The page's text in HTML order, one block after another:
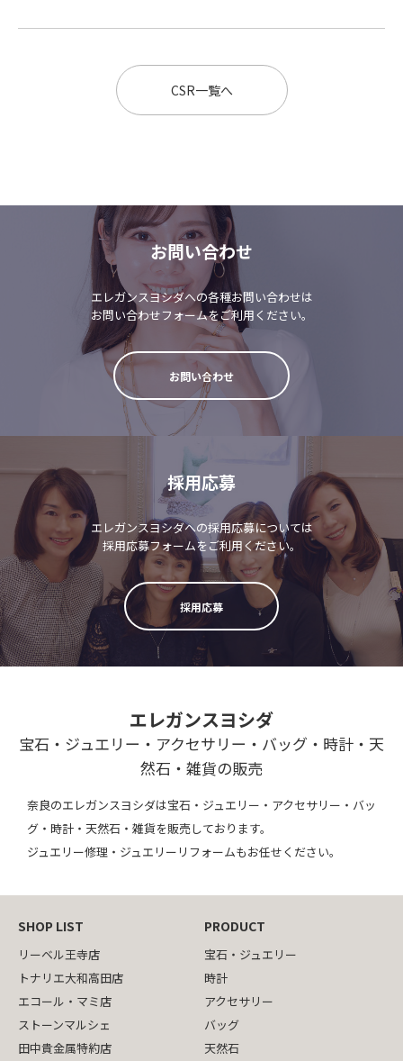
CSR一覧へ
お問い合わせ
エレガンスヨシダへの各種お問い合わせは
お問い合わせフォームをご利用ください。
お問い合わせ
採用応募
エレガンスヨシダへの採用応募については
採用応募フォームをご利用ください。
採用応募
エレガンスヨシダ
宝石・ジュエリー・アクセサリー・バッグ・時計・天
然石・雑貨の販売
奈良のエレガンスヨシダは宝石・ジュエリー・アクセサリー・バッ
グ・時計・天然石・雑貨を販売しております。
ジュエリー修理・ジュエリーリフォームもお任せください。
SHOP LIST
リーベル王寺店
トナリエ大和高田店
エコール・マミ店
ストーンマルシェ
田中貴金属特約店
PRODUCT
宝石・ジュエリー
時計
アクセサリー
バッグ
天然石